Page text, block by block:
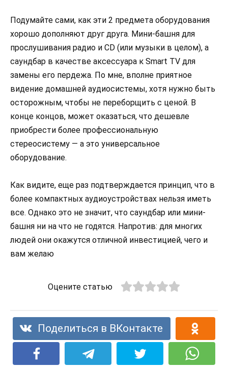
Подумайте сами, как эти 2 предмета оборудования
хорошо дополняют друг друга. Мини-башня для
прослушивания радио и CD (или музыки в целом), а
саундбар в качестве аксессуара к Smart TV для
замены его пердежа. По мне, вполне приятное
видение домашней аудиосистемы, хотя нужно быть
осторожным, чтобы не переборщить с ценой. В
конце концов, может оказаться, что дешевле
приобрести более профессиональную
стереосистему — а это универсальное
оборудование.
Как видите, еще раз подтверждается принцип, что в
более компактных аудиоустройствах нельзя иметь
все. Однако это не значит, что саундбар или мини-
башня ни на что не годятся. Напротив: для многих
людей они окажутся отличной инвестицией, чего и
вам желаю
Оцените статью
Поделиться в ВКонтакте